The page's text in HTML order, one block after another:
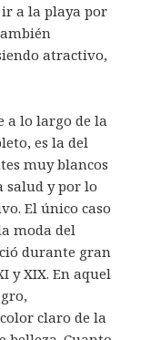
ir a la playa por
atractivo,
a lo largo de la
es la del
muy blancos
salud y por lo
El único caso
moda del
durante gran
y XIX. En aquel
claro de la